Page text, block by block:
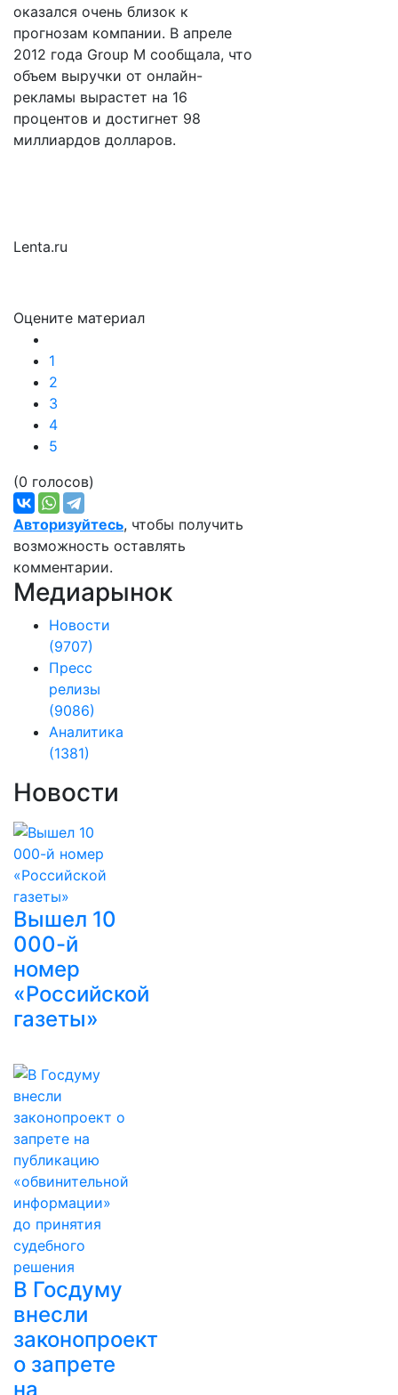
оказался очень близок к
прогнозам компании. В апреле
2012 года Group M сообщала, что
объем выручки от онлайн-
рекламы вырастет на 16
процентов и достигнет 98
миллиардов долларов.
Lenta.ru
Оцените материал
1
2
3
4
5
(0 голосов)
Авторизуйтесь, чтобы получить
возможность оставлять
комментарии.
Медиарынок
Новости
(9707)
Пресс
релизы
(9086)
Аналитика
(1381)
Новости
Вышел 10
000-й
номер
«Российской
газеты»
В Госдуму
внесли
законопроект
о запрете
на